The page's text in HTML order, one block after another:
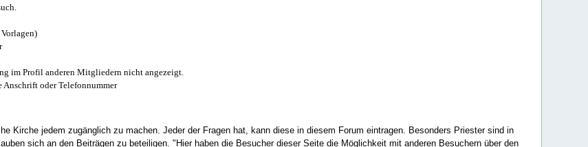
im Profil anderen Mitgliedern nicht angezeigt.
Anschrift oder Telefonnummer
Kirche jedem zugänglich zu machen. Jeder der Fragen hat, kann diese in diesem Forum eintragen. Besonders Priester sind in
sich an den Beiträgen zu beteiligen. "Hier haben die Besucher dieser Seite die Möglichkeit mit anderen Besuchern über den